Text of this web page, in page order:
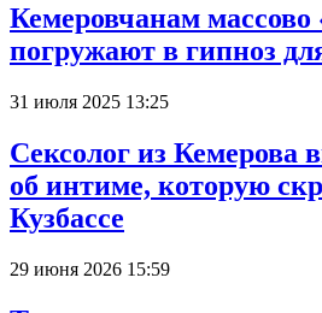
Кемеровчанам
погружают в гипноз
31 июля 2025 13:25
Сексолог из Кемерова
об интиме, которую
Кузбассе
29 июня 2026 15:59